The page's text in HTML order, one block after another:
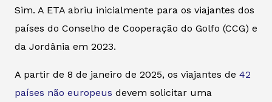
Sim. A ETA abriu inicialmente para os viajantes dos
países do Conselho de Cooperação do Golfo (CCG) e
da Jordânia em 2023.
A partir de 8 de janeiro de 2025, os viajantes de 42
países não europeus devem solicitar uma